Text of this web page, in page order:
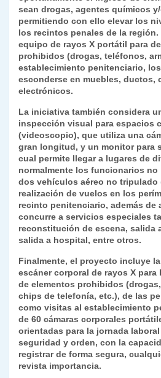
sean drogas, agentes químicos
permitiendo con ello elevar los
los recintos penales de la región.
equipo de rayos X portátil para
prohibidos (drogas, teléfonos,
establecimiento penitenciario,
esconderse en muebles, ductos,
electrónicos.
La iniciativa también considera
inspección visual para espacios
(videoscopio), que utiliza una
gran longitud, y un monitor para
cual permite llegar a lugares de
normalmente los funcionarios no
dos vehículos aéreo no tripulado
realización de vuelos en los
recinto penitenciario, además de
concurre a servicios especiales
reconstitución de escena, salida
salida a hospital, entre otros.
Finalmente, el proyecto incluye
escáner corporal de rayos X
de elementos prohibidos
chips de telefonía, etc.), de las
como visitas al establecimiento
de 60 cámaras corporales
orientadas para la jornada
seguridad y orden, con la
registrar de forma segura,
revista importancia.